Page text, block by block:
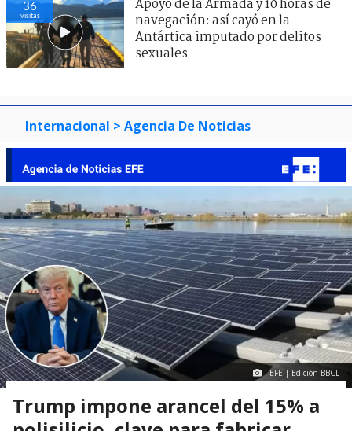
36
visitas
Apoyo de la Armada y 10 horas de
navegación: así cayó en la
Antártica imputado por delitos
sexuales
Internacional > Agencia De Noticias
EFE | Edición BBCL
Trump impone arancel del 15% a